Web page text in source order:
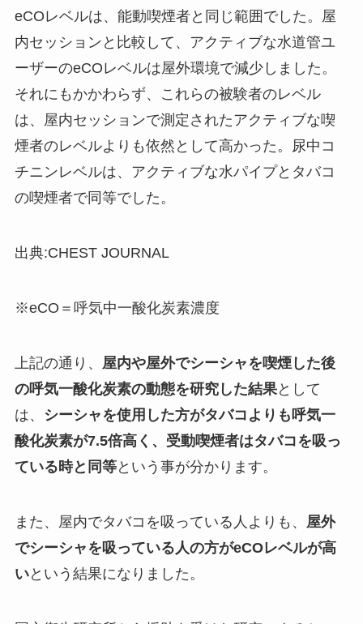
eCOレベルは、能動喫煙者と同じ範囲でした。屋
内セッションと比較して、アクティブな水道管ユ
ーザーのeCOレベルは屋外環境で減少しました。
それにもかかわらず、これらの被験者のレベル
は、屋内セッションで測定されたアクティブな喫
煙者のレベルよりも依然として高かった。尿中コ
チニンレベルは、アクティブな水パイプとタバコ
の喫煙者で同等でした。
出典:CHEST JOURNAL
※eCO＝呼気中一酸化炭素濃度
上記の通り、
屋内や屋外でシーシャを喫煙した後
の呼気一酸化炭素の動態を研究した結果として
は、
シーシャを使用した方がタバコよりも呼気一
酸化炭素が7.5倍高く、受動喫煙者はタバコを吸っ
ている時と同等という事が分かります。
また、屋内でタバコを吸っている人よりも、
屋外
でシーシャを吸っている人の方がeCOレベルが高
いという結果になりました。